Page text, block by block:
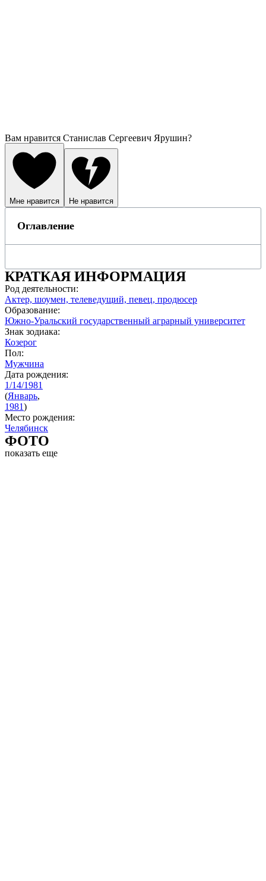
Вам нравится Станислав Сергеевич Ярушин?
Мне нравится Не нравится
Оглавление
КРАТКАЯ ИНФОРМАЦИЯ
Род деятельности:
Актер, шоумен, телеведущий, певец, продюсер
Образование:
Южно-Уральский государственный аграрный университет
Знак зодиака:
Козерог
Пол:
Мужчина
Дата рождения:
1/14/1981
(Январь,
1981)
Место рождения:
Челябинск
ФОТО
показать еще